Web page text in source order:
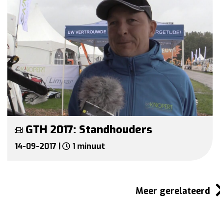
GTH 2017: Standhouders
14-09-2017 | 1 minuut
Meer gerelateerd